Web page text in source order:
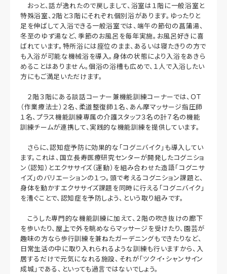
おっと、話が逸れたので戻しまして、浴室は１階に一般浴室と
特殊浴室、2階と３階にそれぞれ個別浴があります。ゆったりと
足を伸ばして入浴できる一般浴室では、端午の節句の菖蒲湯、
冬至のゆず湯など、季節のお風呂を毎年実施。お風呂好きに喜
ばれています。特所浴には座位のまま、あるいは寝たきりの方で
も入浴が可能な機械浴を導入。身体の状態により入浴をあきら
めることはありません。個浴の浴槽も広めで、１人で入浴したい
方にもご満足いただけます。
２階３階にある談話コーナー兼機能訓練コーナーでは、ＯＴ
（作業療法士）２名、柔道整復師１名、あん摩マッサージ指圧師
１名、プラス機能訓練専属の介護スタッフ３名の計７名の機能
訓練チームが連携して、実践的な機能訓練を提供しています。
さらに、認知症予防に効果的な「コグニバイク」も導入してい
ます。これは、国立長寿医療研究センターが開発したコグニショ
ン（認知）とエクササイズ（運動）を組み合わせた造語「コグニサ
イズ」のバリエーションの１つ。頭で考えるコグニション課題と、
身体を動かすエクササイズ課題を同時に行える「コグニバイク」
を漕ぐことで、認知症を予防しよう、という取り組みです。
こうした専門的な機能訓練に加えて、２階の吹き抜けの廊下
を歩いたり、屋上で外を眺めならマッサージを受けたり、園芸が
趣味の方なら歩行訓練を兼ねたガーデニングもできたりなど、
日常生活の中に取り入れられるような訓練も行いますから、入
居するだけで元気になれる施設、それが「ツクイ・シャンサイン
成城」である、といっても過言ではないでしょう。